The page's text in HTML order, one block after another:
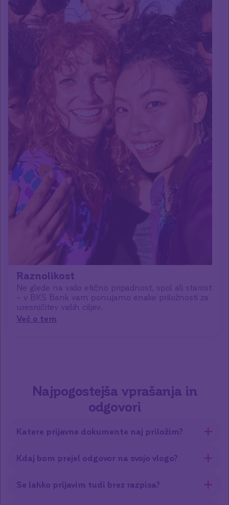
Raznolikost
Ne glede na vašo etično pripadnost, spol ali starost
– v BKS Bank vam ponujamo enake priložnosti za
uresničitev vaših ciljev.
Več o tem
Najpogostejša vprašanja in
odgovori
Katere prijavne dokumente naj priložim?
Kdaj bom prejel odgovor na svojo vlogo?
Se lahko prijavim tudi brez razpisa?